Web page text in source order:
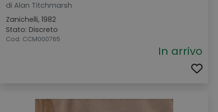
di Alan Titchmarsh
Zanichelli, 1982
Stato: Discreto
Cod. CCM000765
In arrivo